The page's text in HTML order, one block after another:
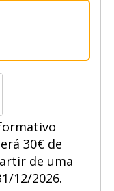
30€ de
de uma
12/2026.